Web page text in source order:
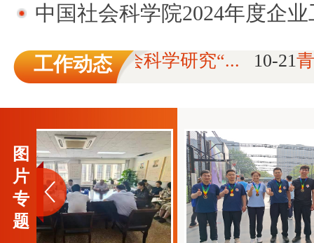
中国社会科学院2024年度企业工资总
工作动态
加入哲学社会科学研究“... 10-21青
图
片
专
题